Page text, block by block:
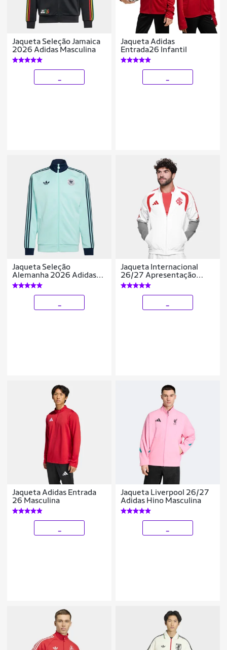
Jaqueta Seleção Jamaica
2026 Adidas Masculina
Jaqueta Adidas
Entrada26 Infantil
Jaqueta Seleção
Alemanha 2026 Adidas
Originals Masculina
Jaqueta Internacional
26/27 Apresentação
Adidas Masculina
Jaqueta Adidas Entrada
26 Masculina
Jaqueta Liverpool 26/27
Adidas Hino Masculina